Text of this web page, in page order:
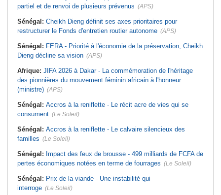
partiel et de renvoi de plusieurs prévenus (APS)
Sénégal: Cheikh Dieng définit ses axes prioritaires pour
restructurer le Fonds d'entretien routier autonome (APS)
Sénégal: FERA - Priorité à l'économie de la préservation, Cheikh
Dieng décline sa vision (APS)
Afrique: JIFA 2026 à Dakar - La commémoration de l'héritage
des pionnières du mouvement féminin africain à l'honneur
(ministre) (APS)
Sénégal: Accros à la reniflette - Le récit acre de vies qui se
consument (Le Soleil)
Sénégal: Accros à la reniflette - Le calvaire silencieux des
familles (Le Soleil)
Sénégal: Impact des feux de brousse - 499 milliards de FCFA de
pertes économiques notées en terme de fourrages (Le Soleil)
Sénégal: Prix de la viande - Une instabilité qui
interroge (Le Soleil)